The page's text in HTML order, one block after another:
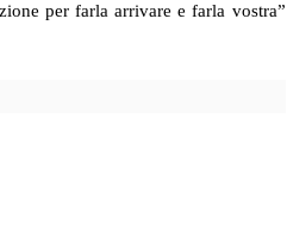
per farla arrivare e farla vostra”